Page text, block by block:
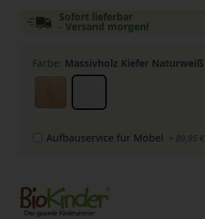
Sofort lieferbar
- Versand morgen!
Farbe: Massivholz Kiefer Naturweiß
Aufbauservice für Möbel + 89,95 €